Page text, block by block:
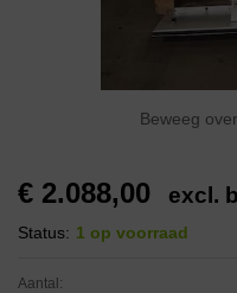
Beweeg
€ 2.088,00 excl.
Status: 1 op voorraad
Aantal: